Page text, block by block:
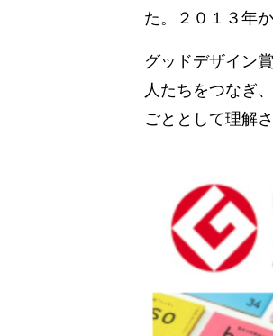
た。２０１３年
グッドデザイン
人たちをつなぎ
ごととして理解